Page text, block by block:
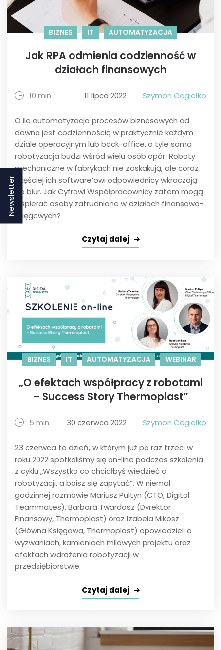
BIZNES IT AUTOMATYZACJA
Jak RPA odmienia codzienność w
działach finansowych
10 min 11 lipca 2022 Szymon Cegiełko
O ile automatyzacja procesów biznesowych od
dawna jest codziennością w praktycznie każdym
dziale operacyjnym lub back-office, o tyle sama
robotyzacja budzi wśród wielu osób opór. Roboty
mechaniczne w fabrykach nie zaskakują, ale coraz
częściej ich software’owi odpowiednicy wkraczają
do biur. Jak Cyfrowi Współpracownicy zatem mogą
wspierać osoby zatrudnione w działach finansowo-
księgowych?
Czytaj dalej
BIZNES IT AUTOMATYZACJA WEBINAR
„O efektach współpracy z robotami
– Success Story Thermoplast”
5 min 30 czerwca 2022 Szymon Cegiełko
23 czerwca to dzień, w którym już po raz trzeci w
roku 2022 spotkaliśmy się on-line podczas szkolenia
z cyklu „Wszystko co chciałbyś wiedzieć o
robotyzacji, a boisz się zapytać”. W niemal
godzinnej rozmowie Mariusz Pultyn (CTO, Digital
Teammates), Barbara Twardosz (Dyrektor
Finansowy, Thermoplast) oraz Izabela Mikosz
(Główna Księgowa, Thermoplast) opowiedzieli o
wyzwaniach, kamieniach milowych projektu oraz
efektach wdrożenia robotyzacji w
przedsiębiorstwie.
Czytaj dalej
Newsletter